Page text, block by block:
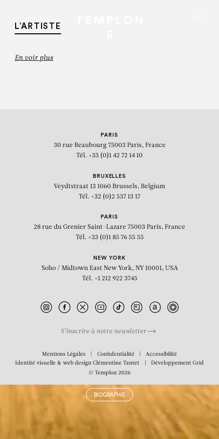
GUILLERMO KUITCA
The Ring
BIOGRAPHIE
L’ARTISTE
En voir plus
PARIS
30 rue Beaubourg 75003 Paris, France
Tél. +33 (0)1 42 72 14 10
BRUXELLES
Veydtstraat 13 1060 Brussels, Belgium
Tél. +32 (0)2 537 13 17
PARIS
28 rue du Grenier Saint-Lazare 75003 Paris, France
Tél. +33 (0)1 85 76 55 55
NEW YORK
Soho / Midtown East New York, NY 10001, USA
Tél. +1 212 922 3745
S’inscrire à notre newsletter
Mentions Légales Confidentialité
Accessibilité
Identité visuelle & web designClémentine Tantet Développement Grid
© Templon 2026